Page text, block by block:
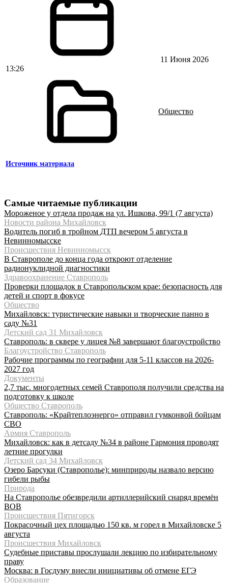
11 Июня 2026
13:26
Общество
Источник материала
Самые читаемые публикации
Мороженое у отдела продаж на ул. Ишкова, 99/1 (7 августа)
Новости района Михайловск
Водитель погиб в тройном ДТП вечером 5 августа в
Невинномысске
Происшествия Невинномысск
В Ставрополе до конца года откроют отделение
радионуклидной диагностики
Здравоохранение Ставрополь
Проверки площадок в Ставропольском крае: безопасность для
детей и спорт в фокусе
Общество
Михайловск: туристические навыки и творческие панно в
саду №31
Детский сад 31 Михайловск
Ставрополь: в сквере у лицея №8 завершают благоустройство
Благоустройство Ставрополь
Рабочие программы по географии для 5-11 классов на 2026-
2027 год
Документы
2,7 тыс. многодетных семей Ставрополя получили средства на
подготовку к школе
Общество Ставрополь
Ставрополь: «Крайтеплоэнерго» отправил гумконвой бойцам
СВО
Армия Ставрополь
Михайловск: как в детсаду №34 в районе Гармония проводят
летние прогулки
Детский сад 34 Михайловск
Озеро Барсуки (Ставрополье): минприроды назвало версию
гибели рыбы
Природа
На Ставрополье обезвредили артиллерийский снаряд времён
ВОВ
Происшествия Пятигорск
Покрасочный цех площадью 150 кв. м горел в Михайловске 5
августа
Происшествия Михайловск
Судебные приставы прослушали лекцию по избирательному
праву
Москва: в Госдуму внесли инициативы об отмене ЕГЭ
Образование